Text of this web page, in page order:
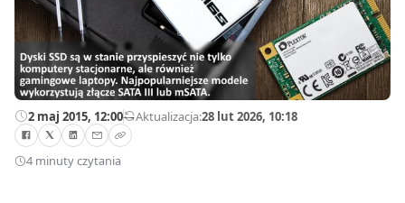
2 maj 2015, 12:00—Aktualizacja:28 lut 2026, 10:18
4 minuty czytania